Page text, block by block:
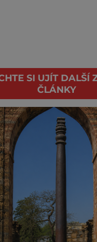
SI UJÍT DALŠÍ
ČLÁNKY